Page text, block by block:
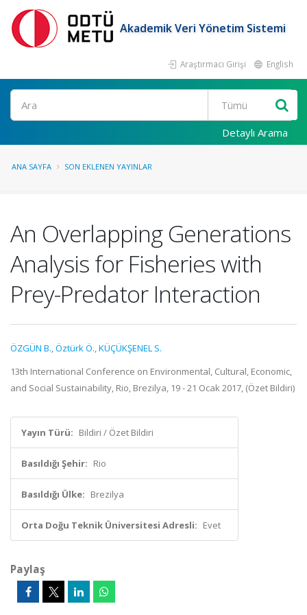
Akademik Veri Yönetim Sistemi
Araştırmacı Girişi English
Ara
Detaylı Arama
ANA SAYFA SON EKLENEN YAYINLAR
An Overlapping Generations
Analysis for Fisheries with
Prey-Predator Interaction
ÖZGÜN B.,Öztürk Ö.,KÜÇÜKŞENEL S.
13th International Conference on Environmental, Cultural, Economic,
and Social Sustainability, Rio, Brezilya, 19 - 21 Ocak 2017, (Özet Bildiri)
Yayın Türü: Bildiri / Özet Bildiri
Basıldığı Şehir: Rio
Basıldığı Ülke: Brezilya
Orta Doğu Teknik Üniversitesi Adresli: Evet
Paylaş